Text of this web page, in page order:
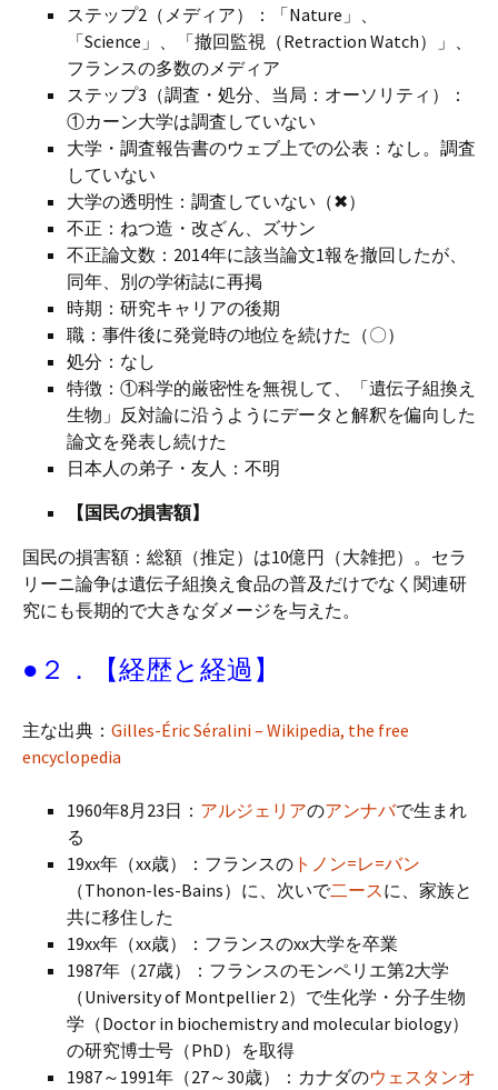
ステップ2（メディア）：「Nature」、
「Science」、「撤回監視（Retraction Watch）」、
フランスの多数のメディア
ステップ3（調査・処分、当局：オーソリティ）：
①カーン大学は調査していない
大学・調査報告書のウェブ上での公表：なし。調査
していない
大学の透明性：調査していない（✖）
不正：ねつ造・改ざん、ズサン
不正論文数：2014年に該当論文1報を撤回したが、
同年、別の学術誌に再掲
時期：研究キャリアの後期
職：事件後に発覚時の地位を続けた（〇）
処分：なし
特徴：①科学的厳密性を無視して、「遺伝子組換え
生物」反対論に沿うようにデータと解釈を偏向した
論文を発表し続けた
日本人の弟子・友人：不明
【国民の損害額】
国民の損害額：総額（推定）は10億円（大雑把）。セラ
リーニ論争は遺伝子組換え食品の普及だけでなく関連研
究にも長期的で大きなダメージを与えた。
●２．【経歴と経過】
主な出典： Gilles-Éric Séralini – Wikipedia, the free
encyclopedia
1960年8月23日： アルジェリアのアンナバで生まれ
る
19xx年（xx歳）：フランスの トノン=レ=バン
（Thonon-les-Bains）に、次いで二ースに、家族と
共に移住した
19xx年（xx歳）：フランスのxx大学を卒業
1987年（27歳）：フランスのモンペリエ第2大学
（University of Montpellier 2）で生化学・分子生物
学（Doctor in biochemistry and molecular biology）
の研究博士号（PhD）を取得
1987～1991年（27～30歳）：カナダのウェスタンオ